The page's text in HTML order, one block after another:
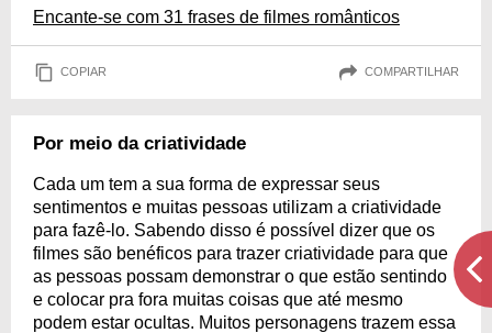
Encante-se com 31 frases de filmes românticos
COPIAR COMPARTILHAR
Por meio da criatividade
Cada um tem a sua forma de expressar seus
sentimentos e muitas pessoas utilizam a criatividade
para fazê-lo. Sabendo disso é possível dizer que os
filmes são benéficos para trazer criatividade para que
as pessoas possam demonstrar o que estão sentindo
e colocar pra fora muitas coisas que até mesmo
podem estar ocultas. Muitos personagens trazem essa